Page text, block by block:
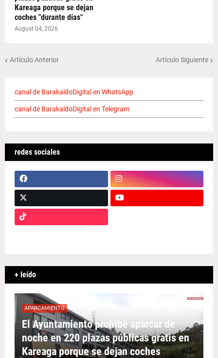
Kareaga porque se dejan
coches "durante días"
August 04, 2026
Artículo Anterior Artículo Siguiente
canal de BarakaldoDigital en WhatsApp
canal de BarakaldoDigital en Telegram
redes sociales
+ leído
APARCAMIENTO
El Ayuntamiento prohíbe aparcar de
noche en 220 plazas públicas gratis en
Kareaga porque se dejan coches